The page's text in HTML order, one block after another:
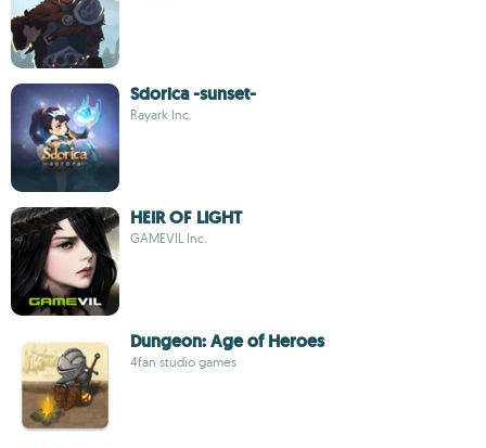
Sdorica -sunset-
Rayark Inc.
HEIR OF LIGHT
GAMEVIL Inc.
Dungeon: Age of Heroes
4fan studio games